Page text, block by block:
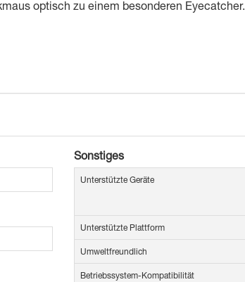
optisch zu einem besonderen Eyecatcher.
Sonstiges
Unterstützte Geräte
Unterstützte Plattform
Umweltfreundlich
Betriebssystem-Kompatibilität